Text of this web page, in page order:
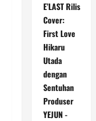
E’LAST Rilis
Cover:
First Love
Hikaru
Utada
dengan
Sentuhan
Produser
YEJUN -